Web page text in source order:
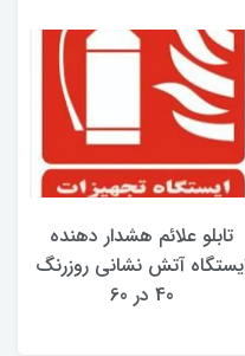
تابلو علائم هشدار دهنده
آتش نشانی روزرنگ
40 در 60